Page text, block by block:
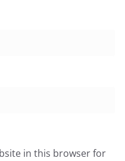
in this browser for